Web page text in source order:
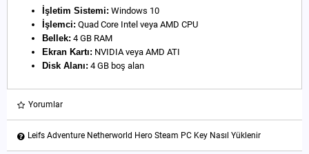
İşletim Sistemi: Windows 10
İşlemci: Quad Core Intel veya AMD CPU
Bellek: 4 GB RAM
Ekran Kartı: NVIDIA veya AMD ATI
Disk Alanı: 4 GB boş alan
Yorumlar
Leifs Adventure Netherworld Hero Steam PC Key Nasıl Yüklenir